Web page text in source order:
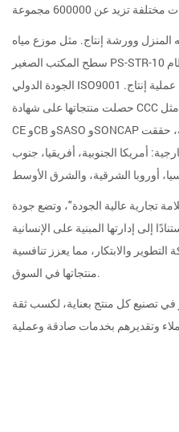
المنزل وورشة إنتاج. مثل موزع مياه
الجودة الدولي ISO9001 وطبقتها بجدية، مع إدارة دقيقة لكل عملية إنتاج.
حصلت منتجاتها على شهادة CCC والعديد من شهادات المعايير الدولية، مثل
CE وCB وSASO وSONCAP وغيرها. بالإضافة إلى السوق المحلية، حققت
أمريكا الجنوبية، أفريقيا، جنوب
تجارية عالية الجودة"، وتضع جودة
إلى إدارتها المبنية على الإنسانية
والابتكار، مما يعزز تنافسية
منتجاتها في السوق.
تصنيع كل منتج بعناية، لكسب ثقة